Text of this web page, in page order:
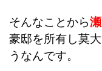
そんなことから
豪邸を所有し莫
うなんです。